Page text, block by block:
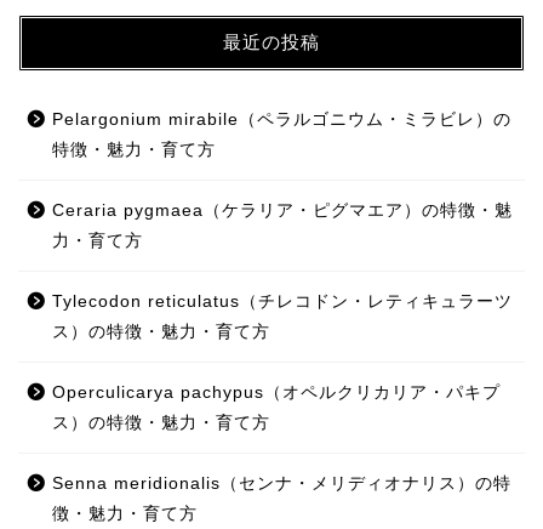
最近の投稿
Pelargonium mirabile（ペラルゴニウム・ミラビレ）の
特徴・魅力・育て方
Ceraria pygmaea（ケラリア・ピグマエア）の特徴・魅
力・育て方
Tylecodon reticulatus（チレコドン・レティキュラーツ
ス）の特徴・魅力・育て方
Operculicarya pachypus（オペルクリカリア・パキプ
ス）の特徴・魅力・育て方
Senna meridionalis（センナ・メリディオナリス）の特
徴・魅力・育て方